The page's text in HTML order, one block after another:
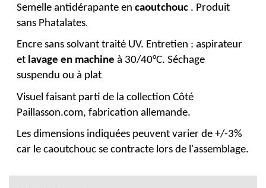
Semelle antidérapante en caoutchouc . Produit
sans Phatalates.
Encre sans solvant traité UV. Entretien : aspirateur
et lavage en machine à 30/40°C. Séchage
suspendu ou à plat.
Visuel faisant parti de la collection Côté
Paillasson.com, fabrication allemande.
Les dimensions indiquées peuvent varier de +/-3%
car le caoutchouc se contracte lors de l'assemblage.